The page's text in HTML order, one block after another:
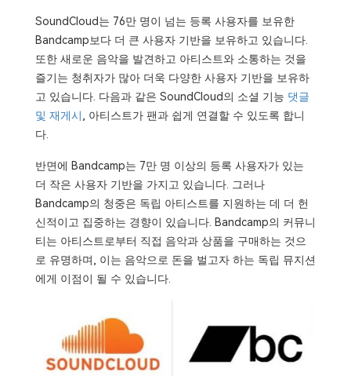
SoundCloud는 76만 명이 넘는 등록 사용자를 보유한
Bandcamp보다 더 큰 사용자 기반을 보유하고 있습니다.
또한 새로운 음악을 발견하고 아티스트와 소통하는 것을
즐기는 청취자가 많아 더욱 다양한 사용자 기반을 보유하
고 있습니다. 다음과 같은 SoundCloud의 소셜 기능 댓글
및 재게시, 아티스트가 팬과 쉽게 연결할 수 있도록 합니
다.
반면에 Bandcamp는 7만 명 이상의 등록 사용자가 있는
더 작은 사용자 기반을 가지고 있습니다. 그러나
Bandcamp의 청중은 독립 아티스트를 지원하는 데 더 헌
신적이고 집중하는 경향이 있습니다. Bandcamp의 커뮤니
티는 아티스트로부터 직접 음악과 상품을 구매하는 것으
로 유명하며, 이는 음악으로 돈을 벌고자 하는 독립 뮤지션
에게 이점이 될 수 있습니다.